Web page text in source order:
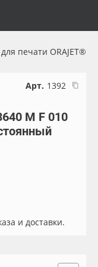
печати ORAJET®
Арт. 1392
M F 010
и доставки.